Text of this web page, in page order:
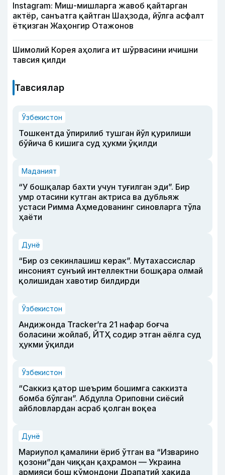
Instagram: Миш-мишларга жавоб қайтарган
актёр, санъатга қайтган Шаҳзода, йўлга асфалт
ётқизган Жаҳонгир Отажонов
Шимолий Корея аҳолига ит шўрвасини ичишни
тавсия қилди
Тавсиялар
Ўзбекистон
Тошкентда ўпирилиб тушган йўл қурилиши
бўйича 6 кишига суд ҳукми ўқилди
Маданият
“У бошқалар бахти учун туғилган эди”. Бир
умр отасини кутган актриса ва дубльяж
устаси Римма Аҳмедованинг синовларга тўла
ҳаёти
Дунё
“Бир оз секинлашиш керак”. Мутахассислар
инсоният сунъий интеллектни бошқара олмай
қолишидан хавотир билдирди
Ўзбекистон
Андижонда Tracker’га 21 нафар боғча
боласини жойлаб, ЙТҲ содир этган аёлга суд
ҳукми ўқилди
Ўзбекистон
“Саккиз қатор шеърим бошимга саккизта
бомба бўлган”. Абдулла Ориповни сиёсий
айбловлардан асраб қолган воқеа
Дунё
Мариупол қамалини ёриб ўтган ва “Изварино
қозони”дан чиққан қаҳрамон — Украина
армияси бош қўмондони Драпатий ҳақида